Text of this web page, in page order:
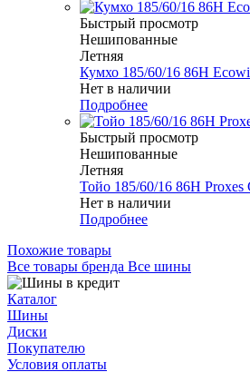
Быстрый просмотр
Нешипованные
Летняя
Кумхо 185/60/16 86H
Нет в наличии
Подробнее
Быстрый просмотр
Нешипованные
Летняя
Тойо 185/60/16 86H Proxes
Нет в наличии
Подробнее
Похожие товары
Все товары бренда Все шины
Каталог
Шины
Диски
Покупателю
Условия оплаты